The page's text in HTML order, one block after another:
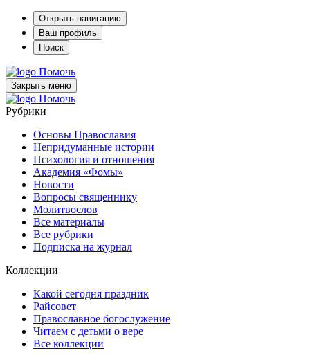
Открыть навигацию
Ваш профиль
Поиск
Помочь
Закрыть меню
Помочь
Рубрики
Основы Православия
Непридуманные истории
Психология и отношения
Академия «Фомы»
Новости
Вопросы священнику
Молитвослов
Все материалы
Все рубрики
Подписка на журнал
Коллекции
Какой сегодня праздник
Райсовет
Православное богослужение
Читаем с детьми о вере
Все коллекции